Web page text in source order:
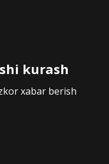
kurash
xabar berish